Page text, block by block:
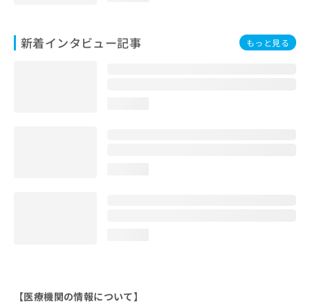
新着インタビュー記事 もっと見る
【医療機関の情報について】